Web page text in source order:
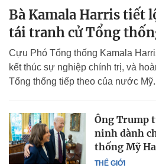
Bà Kamala Harris tiết
tái tranh cử Tổng
Cựu Phó Tổng thống Kamala
kết thúc sự nghiệp chính trị, và
Tổng thống tiếp theo của nước Mỹ.
THẾ GIỚI
Ông Trump
ninh dành
thống Mỹ